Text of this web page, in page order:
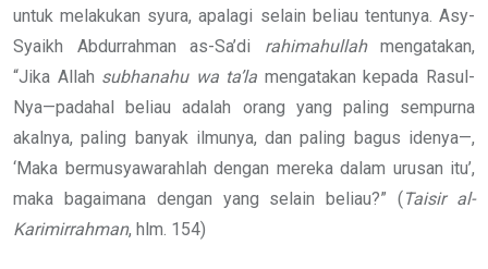
untuk melakukan syura, apalagi selain beliau tentunya. Asy-
Syaikh Abdurrahman as-Sa’di rahimahullahmengatakan,
“Jika Allah subhanahu wa ta’la mengatakan kepada Rasul-
Nya—padahal beliau adalah orang yang paling sempurna
akalnya, paling banyak ilmunya, dan paling bagus idenya—,
‘Maka bermusyawarahlah dengan mereka dalam urusan itu’,
maka bagaimana dengan yang selain beliau?” (Taisir al-
Karimirrahman, hlm. 154)